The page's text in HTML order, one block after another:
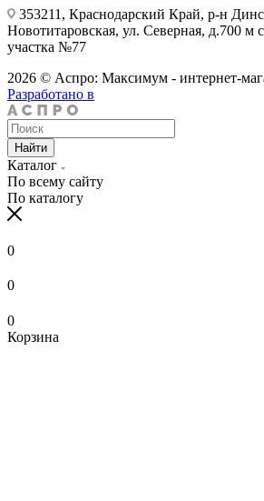
353211, Краснодарский Край, р-н
Новотитаровская, ул. Северная, д.700 м
участка №77
2026 © Аспро: Максимум - интернет-
Разработано в
Найти
Каталог
По всему сайту
По каталогу
0
0
0
Корзина